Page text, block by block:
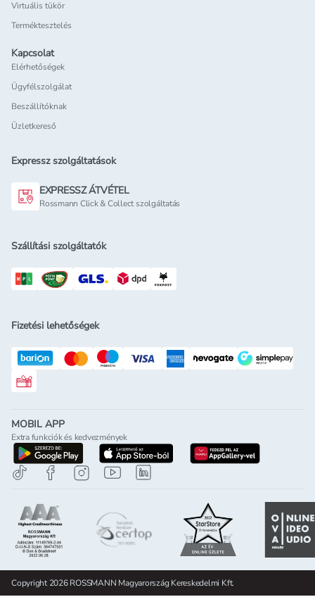
Virtuális tükör
Terméktesztelés
Kapcsolat
Elérhetőségek
Ügyfélszolgálat
Beszállítóknak
Üzletkereső
Expressz szolgáltatások
EXPRESSZ ÁTVÉTEL
Rossmann Click & Collect szolgáltatás
Szállítási szolgáltatók
Fizetési lehetőségek
Rossmann ajándékkártya
MOBIL APP
Extra funkciók és kedvezmények
letöltés a google-play-rölletöltés az app-store-ból
letöltés
Copyright 2026 ROSSMANN Magyarország Kereskedelmi Kft.